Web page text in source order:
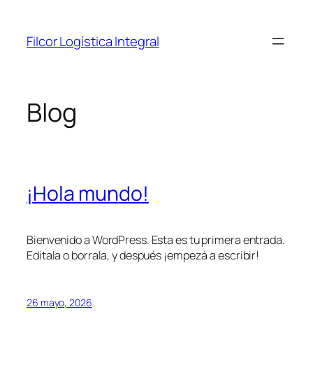
contenido
Filcor Logística Integral
Blog
¡Hola mundo!
Bienvenido a WordPress. Esta es tu primera entrada.
Editala o borrala, y después ¡empezá a escribir!
26 mayo, 2026